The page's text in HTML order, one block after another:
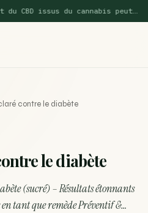
issus du cannabis peut…
la vaporisation du
ACTU
contre le diabète
le diabète
(sucré) – Résultats étonnants
tant que remède Préventif &…